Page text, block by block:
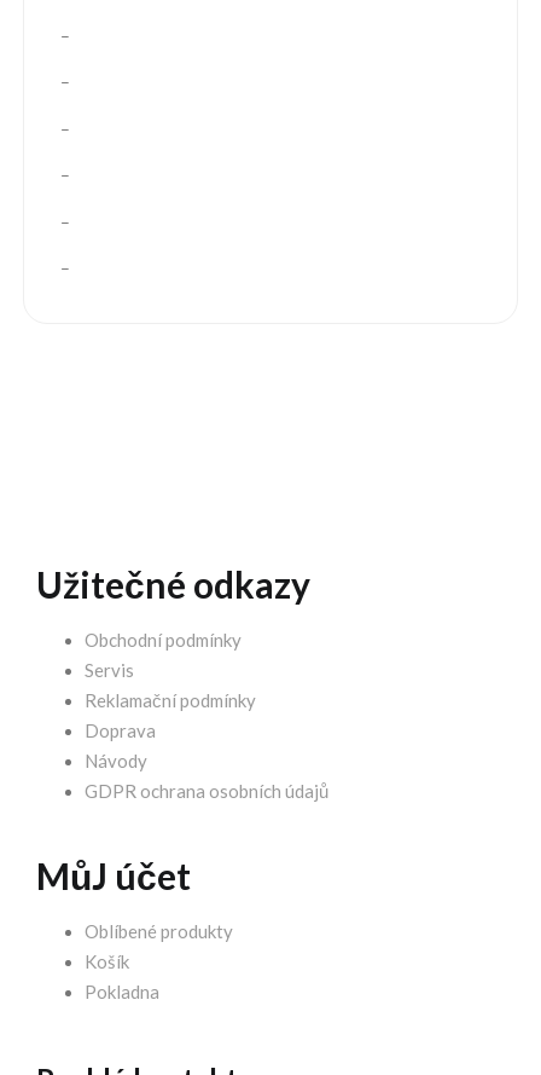
–
–
–
–
–
–
Užitečné odkazy
Obchodní podmínky
Servis
Reklamační podmínky
Doprava
Návody
GDPR ochrana osobních údajů
MůJ účet
Oblíbené produkty
Košík
Pokladna